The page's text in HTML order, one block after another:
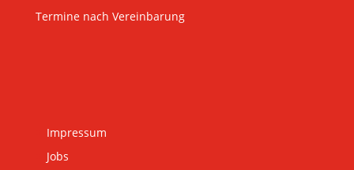
Termine nach Vereinbarung
Impressum
Jobs